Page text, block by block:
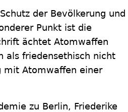
der Bevölkerung und
Punkt ist die
ächtet Atomwaffen
als friedensethisch nicht
mit Atomwaffen einer
zu Berlin, Friederike